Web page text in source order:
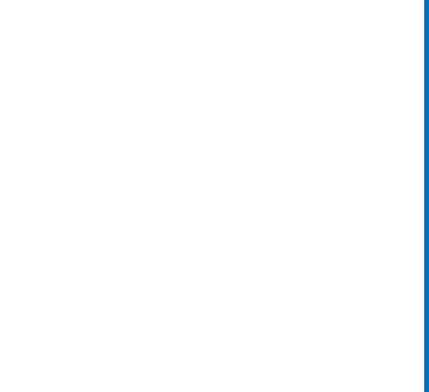
いては、1ha未満を四捨五入して
耕地面積」のデータを参照してい